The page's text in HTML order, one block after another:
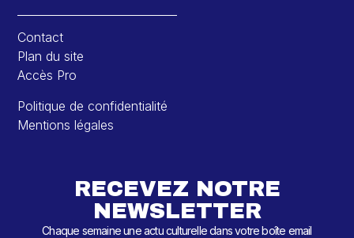
Contact
Plan du site
Accès Pro
Politique de confidentialité
Mentions légales
RECEVEZ NOTRE
NEWSLETTER
Chaque semaine une actu culturelle dans votre boîte email